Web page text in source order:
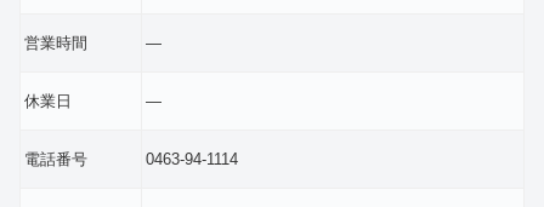
営業時間 ―
休業日 ―
電話番号 0463-94-1114